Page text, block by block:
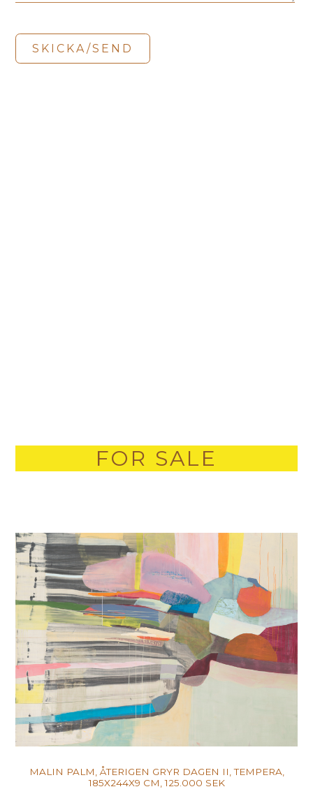
SKICKA/SEND
FOR SALE
MALIN PALM, ÅTERIGEN GRYR DAGEN II, TEMPERA,
185X244X9 CM, 125.000 SEK